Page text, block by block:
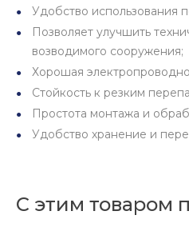
Удобство использования
Позволяет улучшить
возводимого сооружения;
Хорошая
Стойкость к резким
Простота монтажа и
Удобство хранение и
С этим товаром